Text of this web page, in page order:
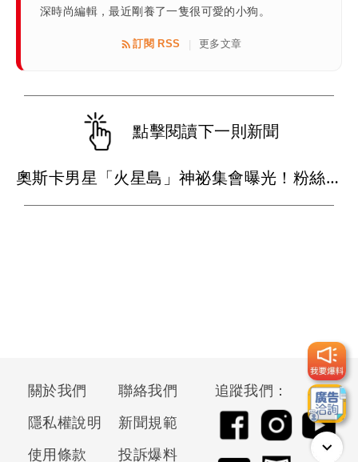
深時尚編輯，最近剛養了一隻很可愛的小狗。
訂閱 RSS | 更多文章
點擊閱讀下一則新聞
奧斯卡男星「火星島」神祕集會曝光！粉絲穿白衣朝拜 邪教疑雲再起
關於我們
聯絡我們
隱私權說明
新聞規範
使用條款
投訴爆料
追蹤我們：